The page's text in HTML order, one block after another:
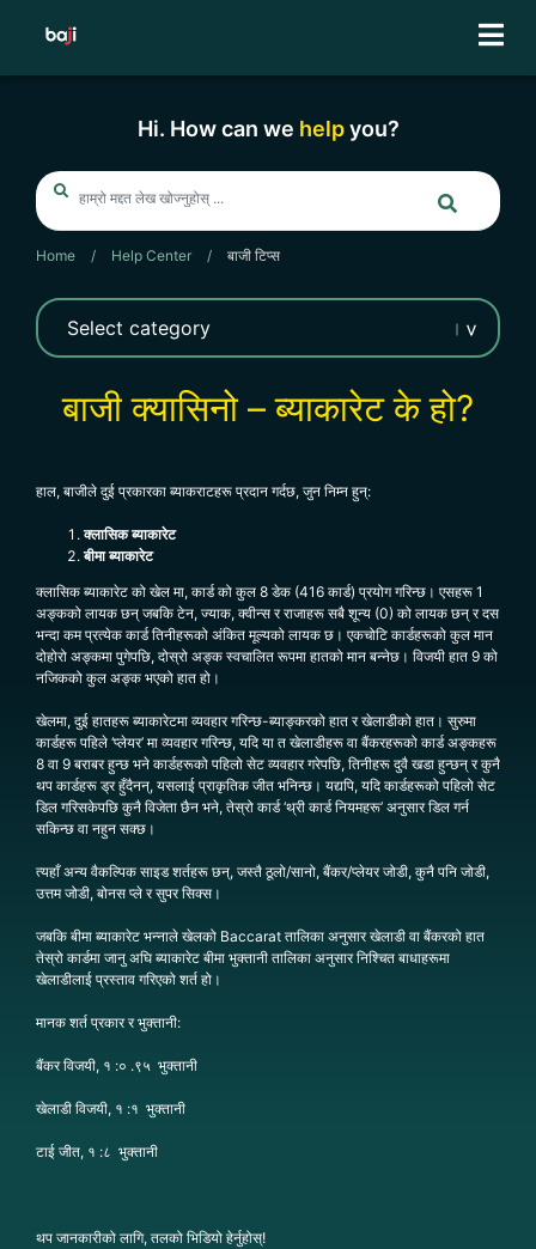
Hi. How can we helpyou?
Home / Help Center / बाजी टिप्स
बाजी क्यासिनो – ब्याकारेट के हो?
हाल, बाजीले दुई प्रकारका ब्याकराटहरू प्रदान गर्दछ, जुन निम्न हुन्:
क्लासिक ब्याकारेट
बीमा ब्याकारेट
क्लासिक ब्याकारेट को खेल मा, कार्ड को कुल 8 डेक (416 कार्ड) प्रयोग गरिन्छ। एसहरू 1
अङ्कको लायक छन् जबकि टेन, ज्याक, क्वीन्स र राजाहरू सबै शून्य (0) को लायक छन् र दस
भन्दा कम प्रत्येक कार्ड तिनीहरूको अंकित मूल्यको लायक छ। एकचोटि कार्डहरूको कुल मान
दोहोरो अङ्कमा पुगेपछि, दोस्रो अङ्क स्वचालित रूपमा हातको मान बन्नेछ। विजयी हात 9 को
नजिकको कुल अङ्क भएको हात हो।
खेलमा, दुई हातहरू ब्याकारेटमा व्यवहार गरिन्छ-ब्याङ्करको हात र खेलाडीको हात। सुरुमा
कार्डहरू पहिले ‘प्लेयर’ मा व्यवहार गरिन्छ, यदि या त खेलाडीहरू वा बैंकरहरूको कार्ड अङ्कहरू
8 वा 9 बराबर हुन्छ भने कार्डहरूको पहिलो सेट व्यवहार गरेपछि, तिनीहरू दुवै खडा हुन्छन् र कुनै
थप कार्डहरू ड्र हुँदैनन्, यसलाई प्राकृतिक जीत भनिन्छ। यद्यपि, यदि कार्डहरूको पहिलो सेट
डिल गरिसकेपछि कुनै विजेता छैन भने, तेस्रो कार्ड ‘थ्री कार्ड नियमहरू’ अनुसार डिल गर्न
सकिन्छ वा नहुन सक्छ।
त्यहाँ अन्य वैकल्पिक साइड शर्तहरू छन्, जस्तै ठूलो/सानो, बैंकर/प्लेयर जोडी, कुनै पनि जोडी,
उत्तम जोडी, बोनस प्ले र सुपर सिक्स।
जबकि बीमा ब्याकारेट भन्नाले खेलको Baccarat तालिका अनुसार खेलाडी वा बैंकरको हात
तेस्रो कार्डमा जानु अघि ब्याकारेट बीमा भुक्तानी तालिका अनुसार निश्चित बाधाहरूमा
खेलाडीलाई प्रस्ताव गरिएको शर्त हो।
मानक शर्त प्रकार र भुक्तानी:
बैंकर विजयी, १ :० .९५ भुक्तानी
खेलाडी विजयी, १ :१ भुक्तानी
टाई जीत, १ :८ भुक्तानी
थप जानकारीको लागि, तलको भिडियो हेर्नुहोस्!